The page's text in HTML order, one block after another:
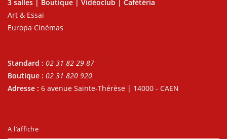
3 salles | Boutique | Vidéoclub | Cafétéria
Art & Essai
Europa Cinémas
Standard : 02 31 82 29 87
Boutique : 02 31 820 920
Adresse : 6 avenue Sainte-Thérèse | 14000 - CAEN
A l’affiche